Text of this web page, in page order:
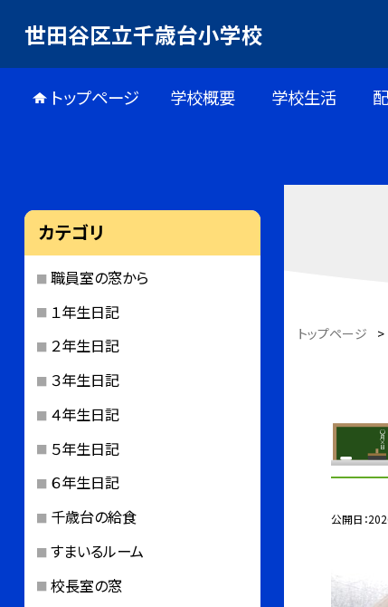
世田谷区立千歳台小学校
トップページ 学校概要 学校生活
トップページ >
公開日
カテゴリ
職員室の窓から
１年生日記
２年生日記
３年生日記
４年生日記
５年生日記
６年生日記
千歳台の給食
すまいるルーム
校長室の窓